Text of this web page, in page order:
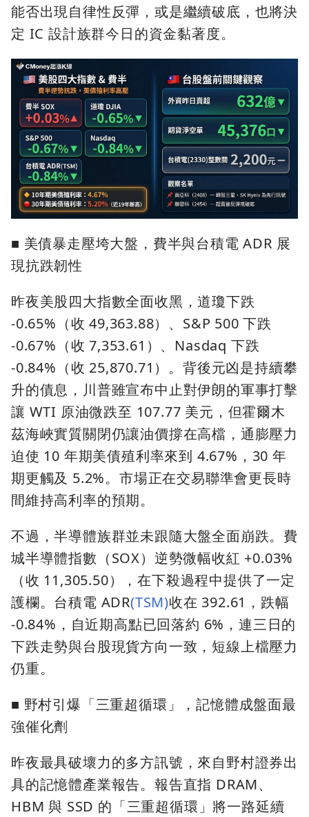
能否出現自律性反彈，或是繼續破底，也將決
定 IC 設計族群今日的資金黏著度。
■ 美債暴走壓垮大盤，費半與台積電 ADR 展
現抗跌韌性
昨夜美股四大指數全面收黑，道瓊下跌
-0.65%（收 49,363.88）、S&P 500 下跌
-0.67%（收 7,353.61）、Nasdaq 下跌
-0.84%（收 25,870.71）。背後元凶是持續攀
升的債息，川普雖宣布中止對伊朗的軍事打擊
讓 WTI 原油微跌至 107.77 美元，但霍爾木
茲海峽實質關閉仍讓油價撐在高檔，通膨壓力
迫使 10 年期美債殖利率來到 4.67%，30 年
期更觸及 5.2%。市場正在交易聯準會更長時
間維持高利率的預期。
不過，半導體族群並未跟隨大盤全面崩跌。費
城半導體指數（SOX）逆勢微幅收紅 +0.03%
（收 11,305.50），在下殺過程中提供了一定
護欄。台積電 ADR(TSM)收在 392.61，跌幅
-0.84%，自近期高點已回落約 6%，連三日的
下跌走勢與台股現貨方向一致，短線上檔壓力
仍重。
■ 野村引爆「三重超循環」，記憶體成盤面最
強催化劑
昨夜最具破壞力的多方訊號，來自野村證券出
具的記憶體產業報告。報告直指 DRAM、
HBM 與 SSD 的「三重超循環」將一路延續